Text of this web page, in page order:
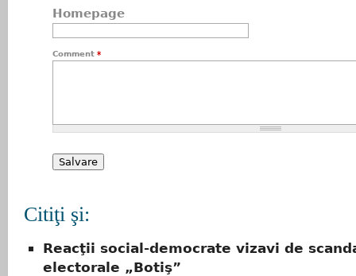
Homepage
Comment *
Citiţi şi:
Reacţii social-democrate vizavi de
electorale „Botiş”